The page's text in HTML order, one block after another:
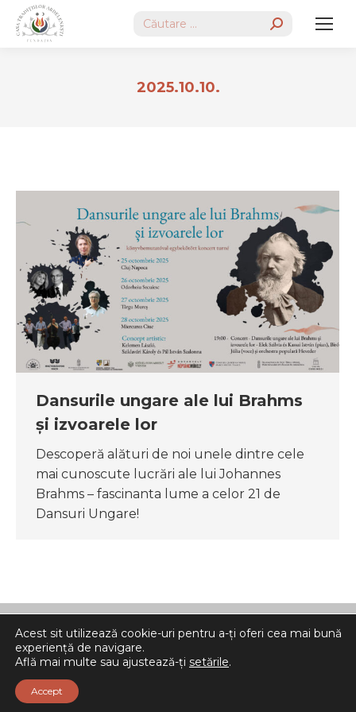
Search:
2025.10.10.
Dansurile ungare ale lui Brahms
și izvoarele lor
Descoperă alături de noi unele dintre cele
mai cunoscute lucrări ale lui Johannes
Brahms – fascinanta lume a celor 21 de
Dansuri Ungare!
© Ehh.ro 2025 | Toate drepturile rezervate
Acest sit utilizează cookie-uri pentru a-ți oferi cea mai bună
experiență de navigare.
Află mai multe sau ajustează-ți setările.
Accept